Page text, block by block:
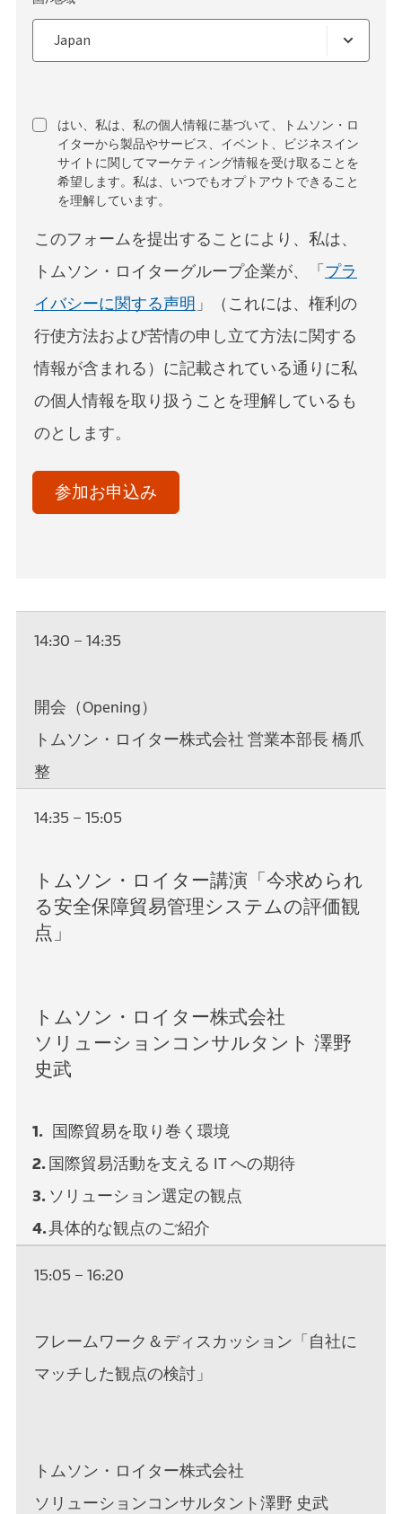
はい、私は、私の個人情報に基づいて、トムソン・ロ
イターから製品やサービス、イベント、ビジネスイン
サイトに関してマーケティング情報を受け取ることを
希望します。私は、いつでもオプトアウトできること
を理解しています。
このフォームを提出することにより、私は、
トムソン・ロイターグループ企業が、「 プラ
イバシーに関する声明 」（これには、権利の
行使方法および苦情の申し立て方法に関する
情報が含まれる）に記載されている通りに私
の個人情報を取り扱うことを理解しているも
のとします。
参加お申込み
14:30 – 14:35
開会（Opening）
トムソン・ロイター株式会社 営業本部⾧ 橋爪
整
14:35 – 15:05
トムソン・ロイター講演「今求められ
る安全保障貿易管理システムの評価観
点」
トムソン・ロイター株式会社
ソリューションコンサルタント 澤野
史武
国際貿易を取り巻く環境
国際貿易活動を支える IT への期待
ソリューション選定の観点
具体的な観点のご紹介
15:05 – 16:20
フレームワーク＆ディスカッション「自社に
マッチした観点の検討」
トムソン・ロイター株式会社
ソリューションコンサルタント澤野 史武